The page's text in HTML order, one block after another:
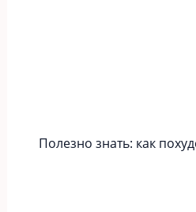
Полезно знать: как